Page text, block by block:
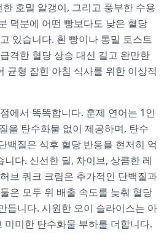
호밀 알갱이, 그리고 풍부한 수용
덕분에 어떤 빵보다도 낮은 혈당
있습니다. 흰 빵이나 통밀 토스트
격한 혈당 상승 대신 길고 완만한
균형 잡힌 아침 식사를 위한 이상적
에서 똑똑합니다. 훈제 연어는 1인
을 탄수화물 없이 제공하며, 탄수
백질은 식후 혈당 반응을 현저히 억
다. 신선한 딜, 차이브, 상큼한 레
브 쿼크 크림은 추가적인 단백질과
은 모두 위 배출 속도를 늦춰 혈당
듭니다. 시원한 오이 슬라이스는 아
미미한 탄수화물 부하를 더합니다.